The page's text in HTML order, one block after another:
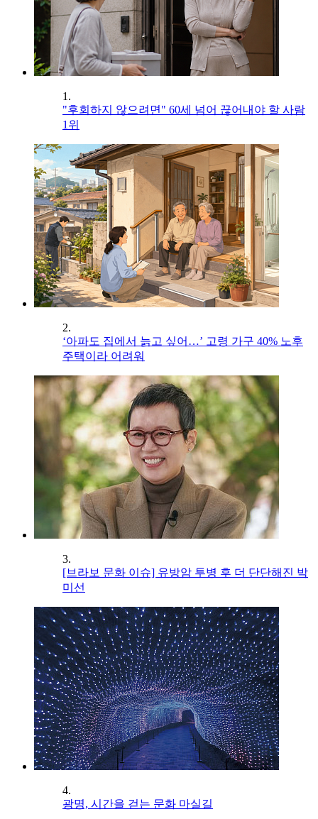
1.
"후회하지 않으려면" 60세 넘어 끊어내야 할 사람
1위
2.
‘아파도 집에서 늙고 싶어…’ 고령 가구 40% 노후
주택이라 어려워
3.
[브라보 문화 이슈] 유방암 투병 후 더 단단해진 박
미선
4.
광명, 시간을 걷는 문화 마실길